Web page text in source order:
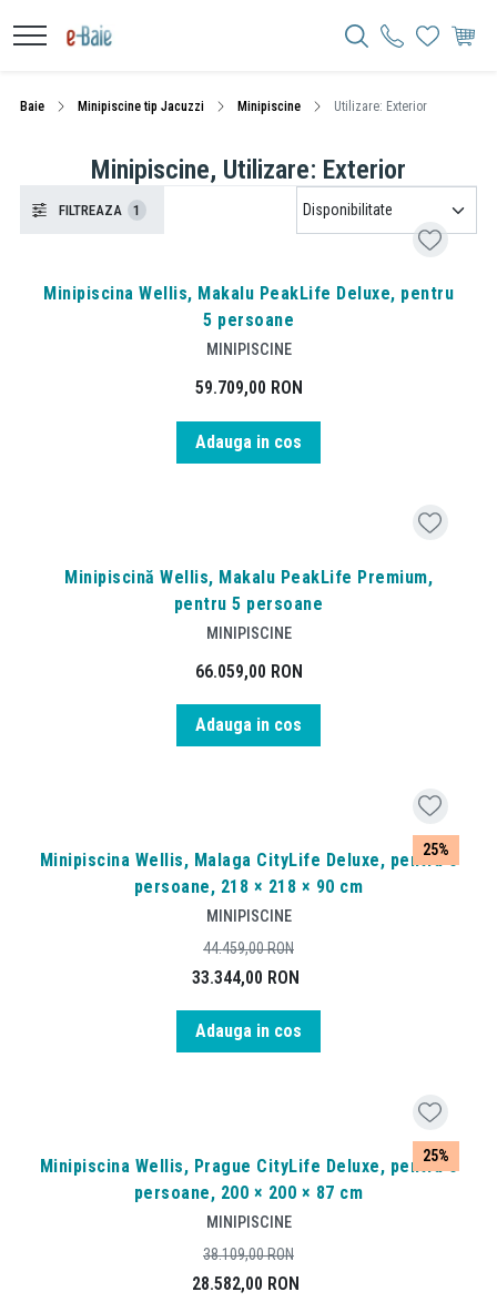
Baie Minipiscine tip Jacuzzi Minipiscine Utilizare: Exterior
Minipiscine, Utilizare: Exterior
FILTREAZA 1
Minipiscina Wellis, Makalu PeakLife Deluxe, pentru
5 persoane
MINIPISCINE
59.709,00 RON
Adauga in cos
Minipiscină Wellis, Makalu PeakLife Premium,
pentru 5 persoane
MINIPISCINE
66.059,00 RON
Adauga in cos
25%
Minipiscina Wellis, Malaga CityLife Deluxe, pentru 6
persoane, 218 × 218 × 90 cm
MINIPISCINE
33.344,00 RON
44.459,00RON
Adauga in cos
25%
Minipiscina Wellis, Prague CityLife Deluxe, pentru 6
persoane, 200 × 200 × 87 cm
MINIPISCINE
28.582,00 RON
38.109,00RON